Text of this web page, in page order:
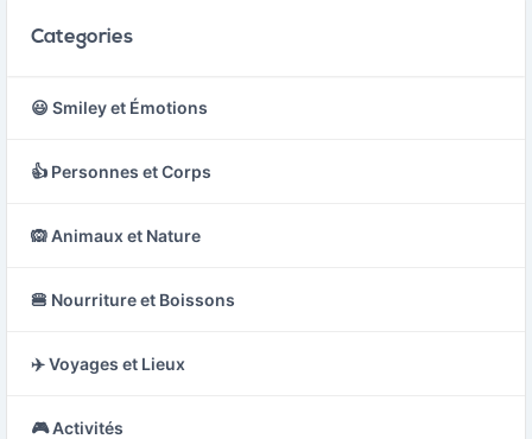
Categories
😃 Smiley et Émotions
👍 Personnes et Corps
🙉 Animaux et Nature
🍔 Nourriture et Boissons
✈️ Voyages et Lieux
🎮 Activités